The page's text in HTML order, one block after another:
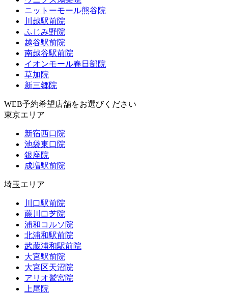
ニットーモール熊谷院
川越駅前院
ふじみ野院
越谷駅前院
南越谷駅前院
イオンモール春日部院
草加院
新三郷院
WEB予約希望店舗をお選びください
東京エリア
新宿西口院
池袋東口院
銀座院
成増駅前院
埼玉エリア
川口駅前院
蕨川口芝院
浦和コルソ院
北浦和駅前院
武蔵浦和駅前院
大宮駅前院
大宮区天沼院
アリオ鷲宮院
上尾院